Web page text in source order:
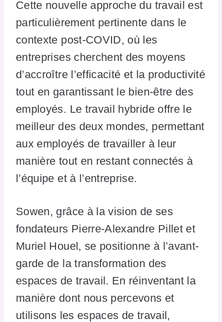
Cette nouvelle approche du travail est
particulièrement pertinente dans le
contexte post-COVID, où les
entreprises cherchent des moyens
d’accroître l’efficacité et la productivité
tout en garantissant le bien-être des
employés. Le travail hybride offre le
meilleur des deux mondes, permettant
aux employés de travailler à leur
manière tout en restant connectés à
l’équipe et à l’entreprise.
Sowen, grâce à la vision de ses
fondateurs Pierre-Alexandre Pillet et
Muriel Houel, se positionne à l’avant-
garde de la transformation des
espaces de travail. En réinventant la
manière dont nous percevons et
utilisons les espaces de travail,